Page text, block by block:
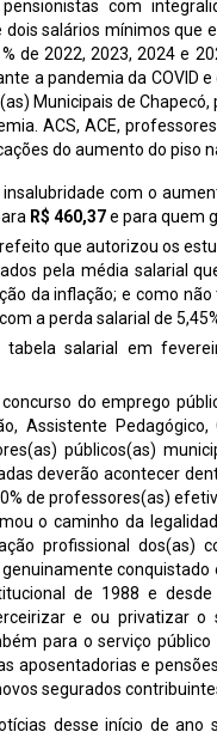
com
salários mínimos que
de 2022, 2023, 2024 e
a pandemia da COVID
Municipais de
ACS, ACE,
do aumento do piso
com o
R$ 460,37e para quem
que autorizou os
pela média salarial
da inflação; e como
a perda salarial de
salarial em
do emprego
Assistente
públicos(as)
deverão acontecer
de professores(as)
o caminho da
profissional dos(as)
de 1988 e
e ou privatizar
para o serviço
aposentadorias e
segurados
desse início de